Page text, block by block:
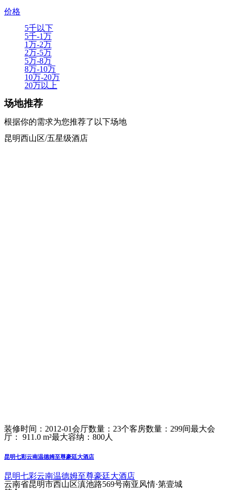
价格
5千以下
5千-1万
1万-2万
2万-5万
5万-8万
8万-10万
10万-20万
20万以上
场地推荐
根据你的需求为您推荐了以下场地
昆明西山区/五星级酒店
装修时间：2012-01会厅数量：23个客房数量：299间最大会
厅： 911.0 m²最大容纳：800人
昆明七彩云南温德姆至尊豪廷大酒店
昆明七彩云南温德姆至尊豪廷大酒店
云南省昆明市西山区滇池路569号南亚风情·第壹城